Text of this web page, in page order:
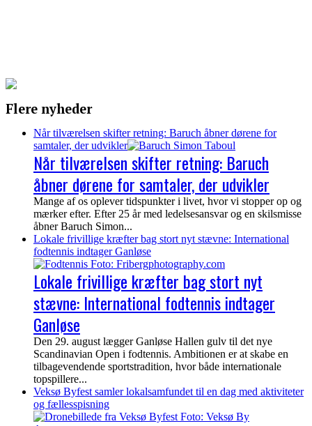
Flere nyheder
Når tilværelsen skifter retning: Baruch åbner dørene for
samtaler, der udvikler
Når tilværelsen skifter retning: Baruch
åbner dørene for samtaler, der udvikler
Mange af os oplever tidspunkter i livet, hvor vi stopper op og
mærker efter. Efter 25 år med ledelsesansvar og en skilsmisse
åbner Baruch Simon...
Lokale frivillige kræfter bag stort nyt stævne: International
fodtennis indtager Ganløse
Lokale frivillige kræfter bag stort nyt
stævne: International fodtennis indtager
Ganløse
Den 29. august lægger Ganløse Hallen gulv til det nye
Scandinavian Open i fodtennis. Ambitionen er at skabe en
tilbagevendende sportstradition, hvor både internationale
topspillere...
Veksø Byfest samler lokalsamfundet til en dag med aktiviteter
og fællesspisning